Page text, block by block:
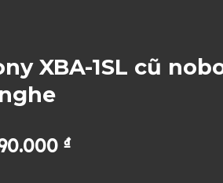
XBA-1SL cũ
₫Giá